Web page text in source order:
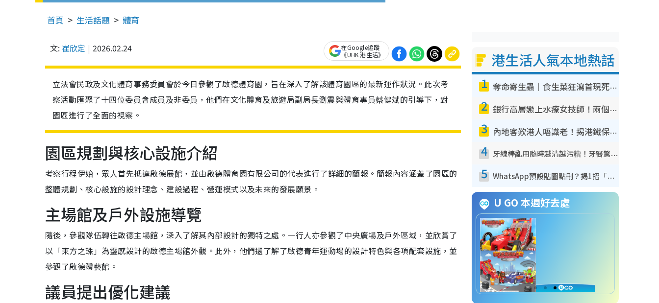
首頁 生活話題 體育
文: 崔欣定 2026.02.24
在Google追蹤
《UHK 港生活》
立法會民政及文化體育事務委員會於今日參觀了啟德體育園，旨在深入了解該體育園區的最新運作狀況。此次考
察活動匯聚了十四位委員會成員及非委員，他們在文化體育及旅遊局副局長劉震與體育專員蔡健斌的引導下，對
園區進行了全面的視察。
園區規劃與核心設施介紹
考察行程伊始，眾人首先抵達啟德展館，並由啟德體育園有限公司的代表進行了詳細的簡報。簡報內容涵蓋了園區的
整體規劃、核心設施的設計理念、建設過程、營運模式以及未來的發展願景。
主場館及戶外設施導覽
隨後，參觀隊伍轉往啟德主場館，深入了解其內部設計的獨特之處。一行人亦參觀了中央廣場及戶外區域，並欣賞了
以「東方之珠」為靈感設計的啟德主場館外觀。此外，他們還了解了啟德青年運動場的設計特色與各項配套設施，並
參觀了啟德體藝館。
議員提出優化建議
港生活人氣本地熱話
1 奪命寄生蟲｜食生菜狂瀉首現死者！疫潮惡化錄1.8萬宗病例 揭洗菜3大謬誤
2 銀行高層戀上水療女技師！兩個月借128萬驚覺「沉船」沉落火海 揭背後疑似邪教操控賣淫
3 內地客歎港人唔識老！揭港鐵保鮮級冷氣 港人求放過：咪投訴
4 牙線棒亂用隨時越清越污糟！牙醫驚揭盲目過戶細菌恐致蛀牙：呢種先係日常真保養
5 WhatsApp預設貼圖點刪？揭1招「反向操作」還原簡潔介面 附3步實測教學
U GO 本週好去處